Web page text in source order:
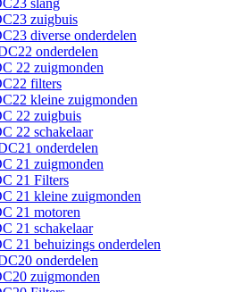
slang
zuigbuis
diverse onderdelen
onderdelen
22 zuigmonden
filters
kleine zuigmonden
22 zuigbuis
22 schakelaar
onderdelen
21 zuigmonden
21 Filters
21 kleine zuigmonden
21 motoren
21 schakelaar
21 behuizings onderdelen
onderdelen
zuigmonden